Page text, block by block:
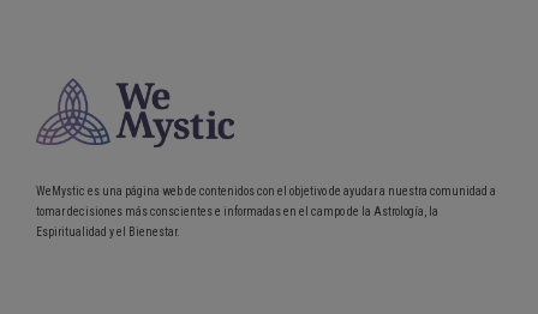
WeMystic es una página web de contenidos con el objetivo de ayudar a nuestra comunidad a
tomar decisiones más conscientes e informadas en el campo de la Astrología, la
Espiritualidad y el Bienestar.